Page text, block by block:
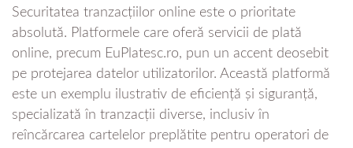
Securitatea tranzacțiilor online este o prioritate
absolută. Platformele care oferă servicii de plată
online, precum EuPlatesc.ro, pun un accent deosebit
pe protejarea datelor utilizatorilor. Această platformă
este un exemplu ilustrativ de eficiență și siguranță,
specializată în tranzacții diverse, inclusiv în
reîncărcarea cartelelor preplătite pentru operatori de